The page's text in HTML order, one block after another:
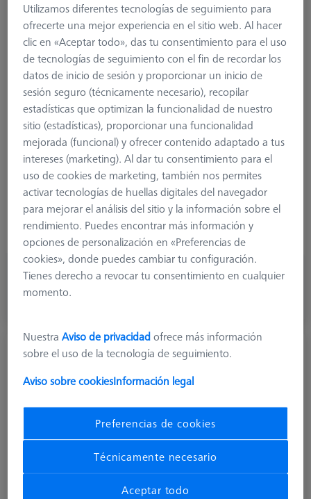
Product Type
Stylus
Ø Sphere (DK)
16,669 mm
Length (L)
60,0 mm
Stylus Tip Material
Ceramic
Stylus Tip
Sphere
Shaft Material
Carbon Fiber
Connection Type
M3 XXT
Measuring Length
60,0 mm
Ø Shaft (DS)
5,0 mm
Stylus Type
Straight
385,90 €
más el IVA
Palpador recto M3 XXT, DK14 L120
Utilizamos diferentes tecnologías de seguimiento para
ofrecerte una mejor experiencia en el sitio web. Al hacer
clic en «Aceptar todo», das tu consentimiento para el uso
de tecnologías de seguimiento con el fin de recordar los
datos de inicio de sesión y proporcionar un inicio de
sesión seguro (técnicamente necesario), recopilar
estadísticas que optimizan la funcionalidad de nuestro
sitio (estadísticas), proporcionar una funcionalidad
mejorada (funcional) y ofrecer contenido adaptado a tus
intereses (marketing). Al dar tu consentimiento para el
uso de cookies de marketing, también nos permites
activar tecnologías de huellas digitales del navegador
para mejorar el análisis del sitio y la información sobre el
rendimiento. Puedes encontrar más información y
opciones de personalización en «Preferencias de
cookies», donde puedes cambiar tu configuración.
Tienes derecho a revocar tu consentimiento en cualquier
momento.
NuestraAviso de privacidadofrece más información
sobre el uso de la tecnología de seguimiento.
Aviso sobre cookiesInformación legal
Preferencias de cookies
Técnicamente necesario
Aceptar todo